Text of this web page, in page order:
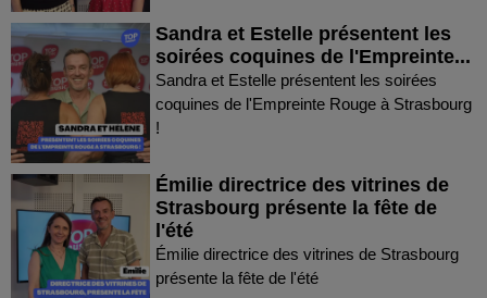
Sandra et Estelle présentent les
soirées coquines de l'Empreinte...
Sandra et Estelle présentent les soirées
coquines de l'Empreinte Rouge à Strasbourg
!
Émilie directrice des vitrines de
Strasbourg présente la fête de
l'été
Émilie directrice des vitrines de Strasbourg
présente la fête de l'été